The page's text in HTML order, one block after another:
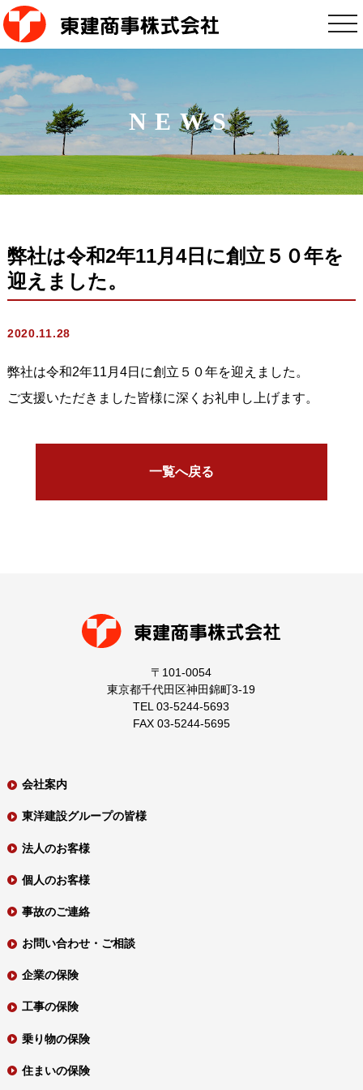
NEWS
弊社は令和2年11月4日に創立５０年を
迎えました。
2020.11.28
弊社は令和2年11月4日に創立５０年を迎えました。
ご支援いただきました皆様に深くお礼申し上げます。
一覧へ戻る
〒101-0054
東京都千代田区神田錦町3-19
TEL 03-5244-5693
FAX 03-5244-5695
会社案内
東洋建設グループの皆様
法人のお客様
個人のお客様
事故のご連絡
お問い合わせ・ご相談
企業の保険
工事の保険
乗り物の保険
住まいの保険